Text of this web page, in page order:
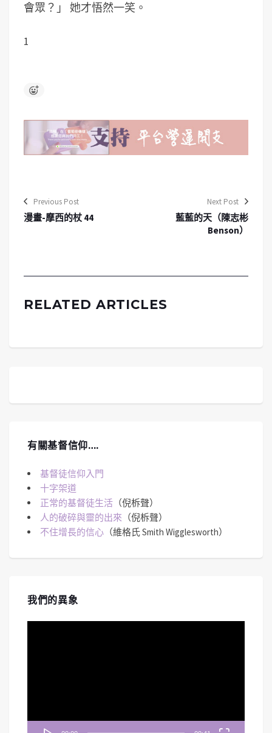
會眾？」 她才悟然一笑。
1
Previous Post
漫畫-摩西的杖 44
Next Post
藍藍的天（陳志彬
Benson）
RELATED ARTICLES
有關基督信仰….
基督徒信仰入門
十字架道
正常的基督徒生活 （倪柝聲）
人的破碎與靈的出來 （倪柝聲）
不住增長的信心 （維格氏 Smith Wigglesworth）
我們的異象